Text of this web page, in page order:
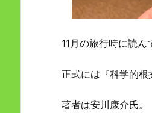
11月の旅行時に読ん
正式には『科学的
著者は安川康介氏。